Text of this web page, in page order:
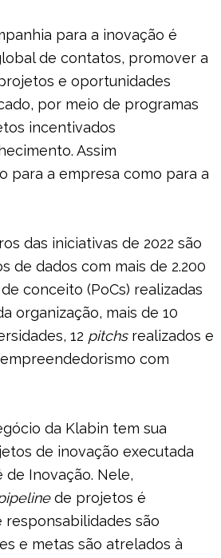
para a inovação é
de contatos, promover a
e oportunidades
por meio de programas
incentivados
Assim
para a empresa como para a
das iniciativas de 2022 são
de dados com mais de 2.200
conceito (PoCs) realizadas
organização, mais de 10
12 pitchsrealizados e
com
da Klabin tem sua
de inovação executada
Inovação. Nele,
de projetos é
responsabilidades são
e metas são atrelados à